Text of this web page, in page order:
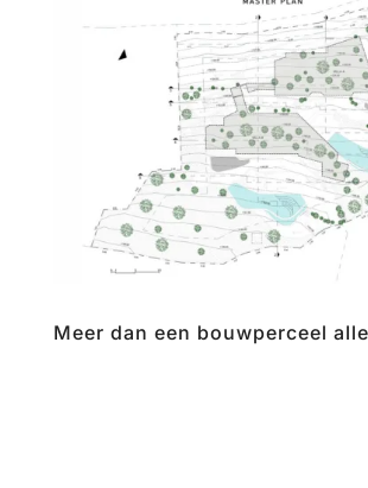
Meer dan een bouwperceel